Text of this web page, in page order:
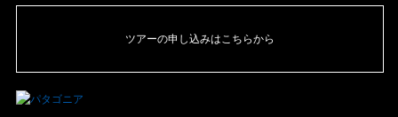
ツアーの申し込みはこちらから